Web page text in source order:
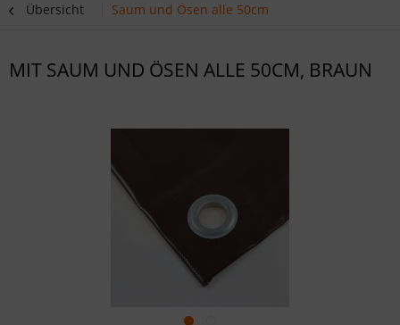
Übersicht Saum und Ösen alle 50cm
MIT SAUM UND ÖSEN ALLE 50CM, BRAUN